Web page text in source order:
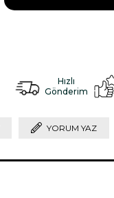
Hızlı
Gönderim
YORUM YAZ